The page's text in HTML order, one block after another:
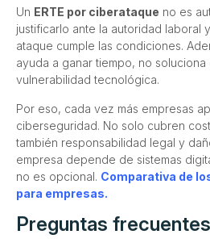
Un ERTE por ciberataque no es
justificarlo ante la autoridad laboral
ataque cumple las condiciones.
ayuda a ganar tiempo, no
vulnerabilidad tecnológica.
Por eso, cada vez más empresas
ciberseguridad. No solo cubren
también responsabilidad legal y
empresa depende de sistemas
no es opcional. Comparativa de
para empresas.
Preguntas